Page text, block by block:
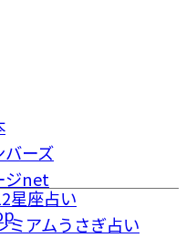
星座占い
ミアムうさぎ占い
ーズ
ジnet